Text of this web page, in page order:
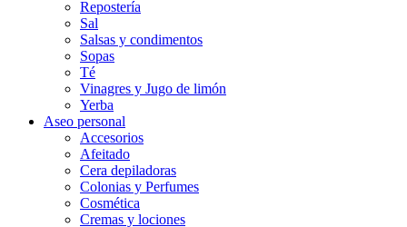
Repostería
Sal
Salsas y condimentos
Sopas
Té
Vinagres y Jugo de limón
Yerba
Aseo personal
Accesorios
Afeitado
Cera depiladoras
Colonias y Perfumes
Cosmética
Cremas y lociones